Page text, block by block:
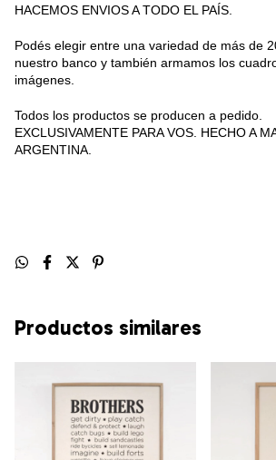
HACEMOS ENVIOS A TODO EL PAÍS.
Podés elegir entre una variedad de más de
nuestro banco y también armamos los
imágenes.
Todos los productos se producen a pedido.
EXCLUSIVAMENTE PARA VOS. HECHO A
ARGENTINA.
Productos similares